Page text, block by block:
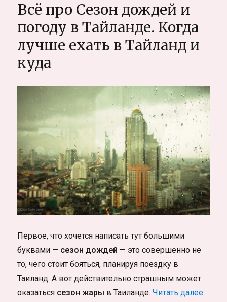
на
Пхукете
Всё про Сезон дождей и
погоду в Тайланде. Когда
лучше ехать в Тайланд и
куда
Первое, что хочется написать тут большими
буквами — сезон дождей — это совершенно не
то, чего стоит бояться, планируя поездку в
Таиланд. А вот действительно страшным может
оказаться сезон жары в Таиланде.Читать далее«Всё